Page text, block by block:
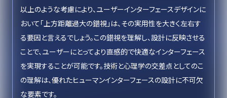
以上のような考慮により、ユーザーインターフェースデザインに
おいて「上方距離過大の錯視」は、その実用性を大きく左右す
る要因と言えるでしょう。この錯視を理解し、設計に反映させる
ことで、ユーザーにとってより直感的で快適なインターフェース
を実現することが可能です。技術と心理学の交差点としてのこ
の理解は、優れたヒューマンインターフェースの設計に不可欠
な要素です。